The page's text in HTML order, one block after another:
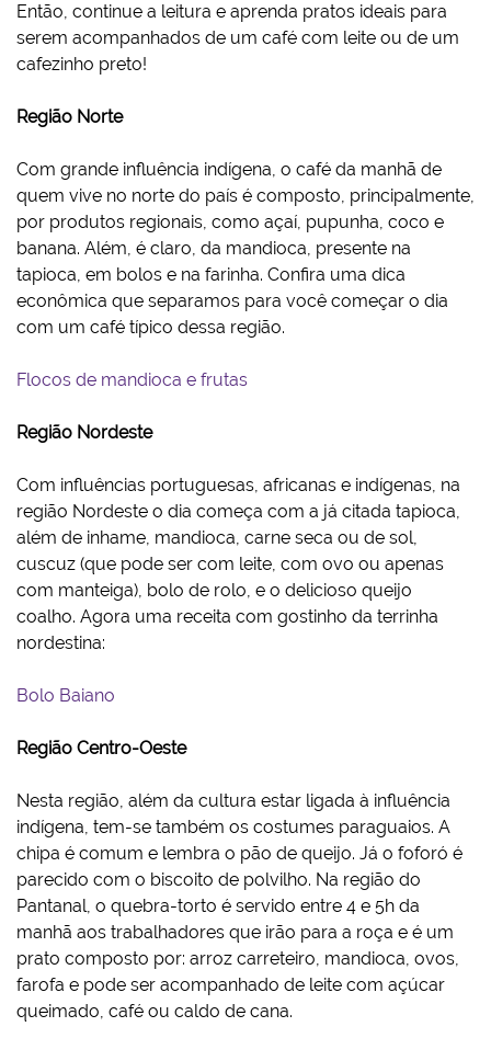
Então, continue a leitura e aprenda pratos ideais para
serem acompanhados de um café com leite ou de um
cafezinho preto!
Região Norte
Com grande influência indígena, o café da manhã de
quem vive no norte do país é composto, principalmente,
por produtos regionais, como açaí, pupunha, coco e
banana. Além, é claro, da mandioca, presente na
tapioca, em bolos e na farinha. Confira uma dica
econômica que separamos para você começar o dia
com um café típico dessa região.
Flocos de mandioca e frutas
Região Nordeste
Com influências portuguesas, africanas e indígenas, na
região Nordeste o dia começa com a já citada tapioca,
além de inhame, mandioca, carne seca ou de sol,
cuscuz (que pode ser com leite, com ovo ou apenas
com manteiga), bolo de rolo, e o delicioso queijo
coalho. Agora uma receita com gostinho da terrinha
nordestina:
Bolo Baiano
Região Centro-Oeste
Nesta região, além da cultura estar ligada à influência
indígena, tem-se também os costumes paraguaios. A
chipa é comum e lembra o pão de queijo. Já o foforó é
parecido com o biscoito de polvilho. Na região do
Pantanal, o quebra-torto é servido entre 4 e 5h da
manhã aos trabalhadores que irão para a roça e é um
prato composto por: arroz carreteiro, mandioca, ovos,
farofa e pode ser acompanhado de leite com açúcar
queimado, café ou caldo de cana.